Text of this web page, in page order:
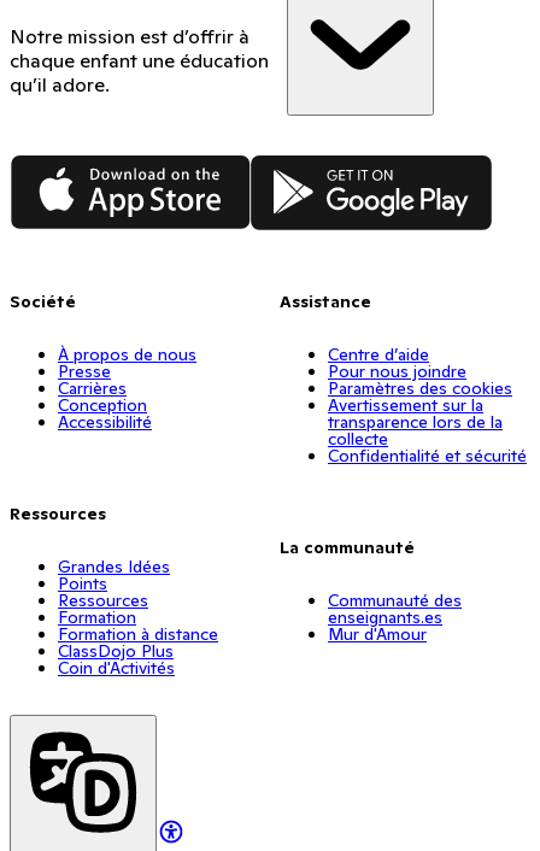
Notre mission est d’offrir à
chaque enfant une éducation
qu’il adore.
App Store Google Play
Société
À propos de nous
Presse
Carrières
Conception
Accessibilité
Ressources
Grandes Idées
Points
Ressources
Formation
Formation à distance
ClassDojo Plus
Coin d'Activités
Assistance
Centre d’aide
Pour nous joindre
Paramètres des cookies
Avertissement sur la
transparence lors de la
collecte
Confidentialité et sécurité
La communauté
Communauté des
enseignants.es
Mur d'Amour